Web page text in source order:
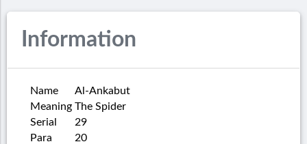
Information
Name
Al-Ankabut
Meaning The Spider
Serial
29
Para
20